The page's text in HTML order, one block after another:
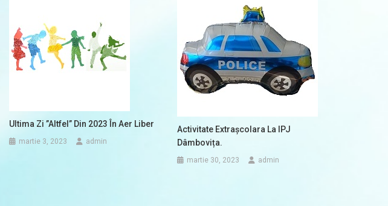
Ultima Zi ”Altfel” Din 2023 În Aer Liber
martie 3, 2023 admin
Activitate Extrașcolara La IPJ
Dâmbovița.
martie 30, 2023 admin